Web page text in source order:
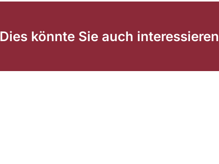
Dies könnte Sie auch interessieren